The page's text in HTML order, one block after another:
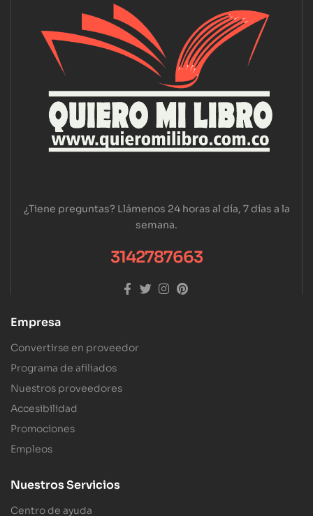
¿Tiene preguntas? Llámenos 24 horas al día, 7 días a la
semana.
3142787663
Empresa
Convertirse en proveedor
Programa de afiliados
Nuestros proveedores
Accesibilidad
Promociones
Empleos
Nuestros Servicios
Centro de ayuda